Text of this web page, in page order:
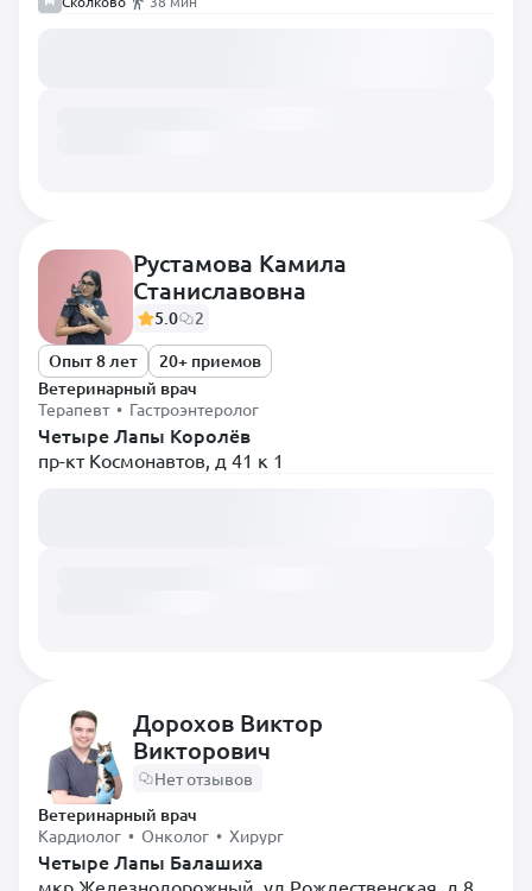
Рустамова Камила
Станиславовна
5.0
2
Опыт 8 лет
20+ приемов
Ветеринарный врач
Терапевт • Гастроэнтеролог
Четыре Лапы Королёв
пр-кт Космонавтов, д 41 к 1
Дорохов Виктор
Викторович
Нет отзывов
Ветеринарный врач
Кардиолог • Онколог • Хирург
Четыре Лапы Балашиха
мкр Железнодорожный, ул Рождественская, д 8